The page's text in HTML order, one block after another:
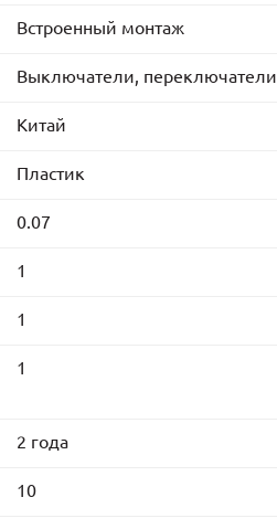
Встроенный монтаж
Выключатели, переключатели
Китай
Пластик
0.07
1
1
1
2 года
10